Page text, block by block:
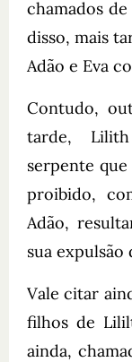
chamados
disso, mais
Adão e Eva
Contudo,
tarde,
serpente
proibido,
Adão,
sua expulsão
Vale citar
filhos de
ainda,